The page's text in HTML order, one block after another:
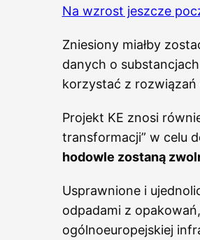
Na wzrost jeszcze
Zniesiony miałby
danych o
korzystać z
Projekt KE znosi
transformacji” w celu
hodowle zostaną
Usprawnione i
odpadami z
ogólnoeuropejskiej